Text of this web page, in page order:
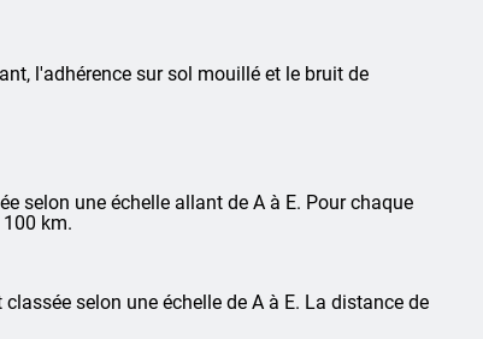
l'adhérence sur sol mouillé et le bruit de
selon une échelle allant de A à E. Pour chaque
km.
selon une échelle de A à E. La distance de